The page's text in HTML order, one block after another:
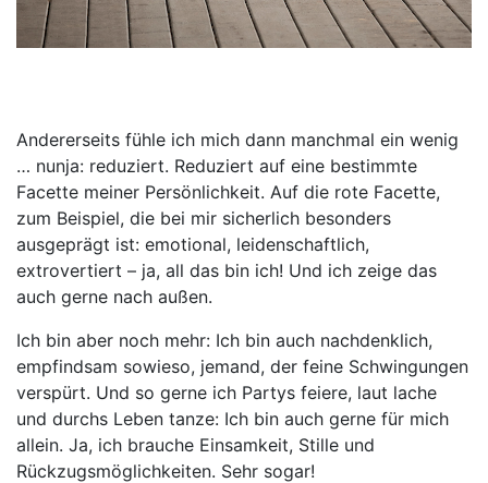
Andererseits fühle ich mich dann manchmal ein wenig
… nunja: reduziert. Reduziert auf eine bestimmte
Facette meiner Persönlichkeit. Auf die rote Facette,
zum Beispiel, die bei mir sicherlich besonders
ausgeprägt ist: emotional, leidenschaftlich,
extrovertiert – ja, all das bin ich! Und ich zeige das
auch gerne nach außen.
Ich bin aber noch mehr: Ich bin auch nachdenklich,
empfindsam sowieso, jemand, der feine Schwingungen
verspürt. Und so gerne ich Partys feiere, laut lache
und durchs Leben tanze: Ich bin auch gerne für mich
allein. Ja, ich brauche Einsamkeit, Stille und
Rückzugsmöglichkeiten. Sehr sogar!